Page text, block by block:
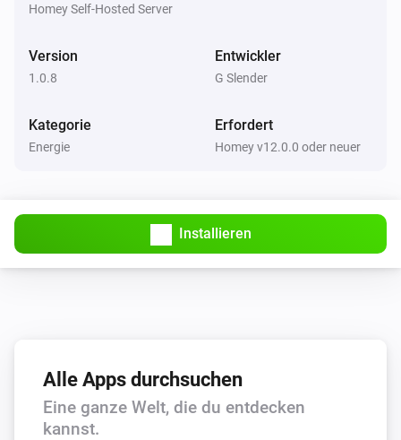
Homey Self-Hosted Server
Version
1.0.8
Entwickler
G Slender
Kategorie
Energie
Erfordert
Homey v12.0.0 oder neuer
Installieren
Alle Apps durchsuchen
Eine ganze Welt, die du entdecken
kannst.